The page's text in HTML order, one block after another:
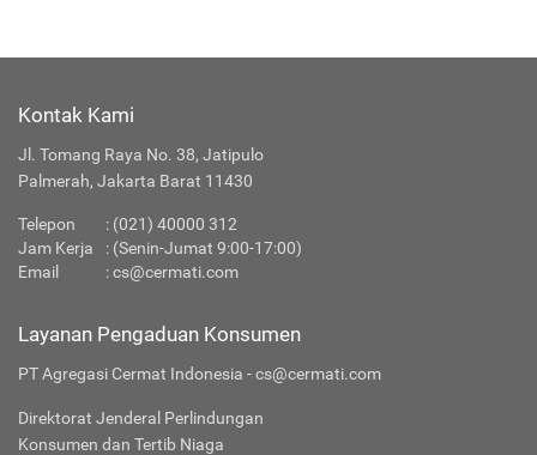
Kontak Kami
Jl. Tomang Raya No. 38, Jatipulo
Palmerah, Jakarta Barat 11430
Telepon : (021) 40000 312
Jam Kerja
: (Senin-Jumat 9:00-17:00)
Email
:cs@cermati.com
Layanan Pengaduan Konsumen
PT Agregasi Cermat Indonesia - cs@cermati.com
Direktorat Jenderal Perlindungan
Konsumen dan Tertib Niaga